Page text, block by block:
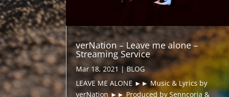
verNation – Leave me alone –
Streaming Service
Mar 18, 2021 |BLOG
LEAVE ME ALONE ►► Music & Lyrics by
verNation ►► Produced by Senncoria &